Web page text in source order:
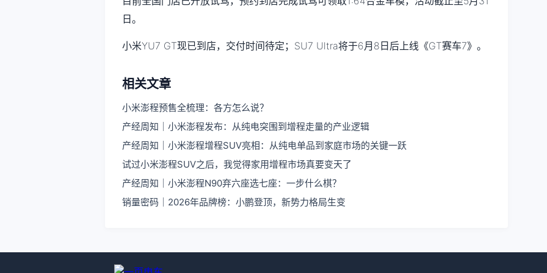
日。
小米YU7 GT现已到店，交付时间待定；SU7 Ultra将于6月8日后上线《GT赛车7》。
相关文章
小米澎程预售全梳理：各方怎么说？
产经周知｜小米澎程发布：从纯电突围到增程走量的产业逻辑
产经周知｜小米澎程增程SUV亮相：从纯电单品到家庭市场的关键一跃
试过小米澎程SUV之后，我觉得家用增程市场真要变天了
产经周知｜小米澎程N90弃六座选七座：一步什么棋？
销量密码｜2026年品牌榜：小鹏登顶，新势力格局生变